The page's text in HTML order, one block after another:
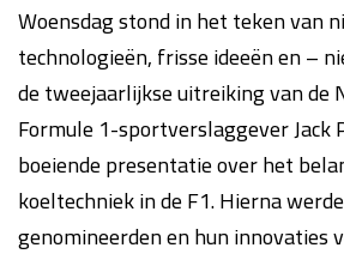
Woensdag stond in het teken van
technologieën, frisse ideeën en –
de tweejaarlijkse uitreiking van de
Formule 1-sportverslaggever Jack
boeiende presentatie over het
koeltechniek in de F1. Hierna
genomineerden en hun innovaties